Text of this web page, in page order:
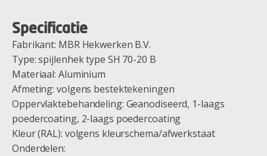
Specificatie
Fabrikant: MBR Hekwerken B.V.
Type: spijlenhek type SH 70-20 B
Materiaal: Aluminium
Afmeting: volgens bestektekeningen
Oppervlaktebehandeling: Geanodiseerd, 1-laags
poedercoating, 2-laags poedercoating
Kleur (RAL): volgens kleurschema/afwerkstaat
Onderdelen: